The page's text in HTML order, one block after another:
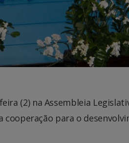
(2) na Assembleia
para o